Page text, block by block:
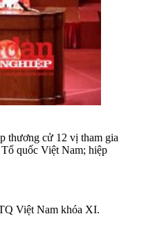
thương cử 12 vị tham gia
quốc Việt Nam; hiệp
Việt Nam khóa XI.